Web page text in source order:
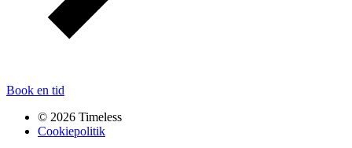
Book en tid
© 2026 Timeless
Cookiepolitik